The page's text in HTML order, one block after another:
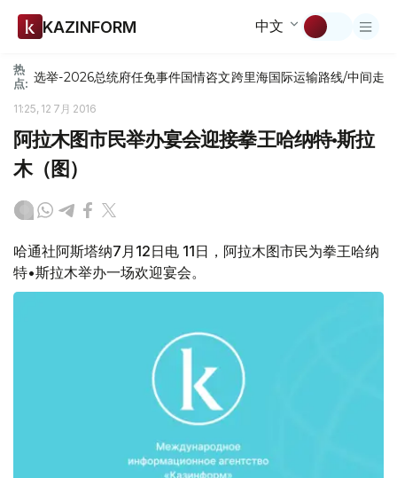
KAZINFORM 中文
热
点: 选举-2026总统府任免事件国情咨文跨里海国际运输路线/中间走廊
11:25, 12 7月 2016
阿拉木图市民举办宴会迎接拳王哈纳特•斯拉
木（图）
哈通社阿斯塔纳7月12日电 11日，阿拉木图市民为拳王哈纳
特•斯拉木举办一场欢迎宴会。